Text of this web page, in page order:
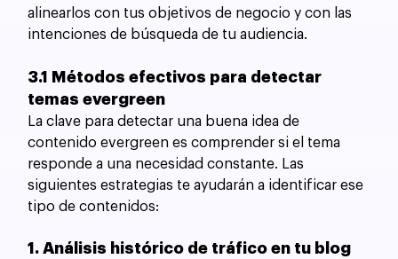
alinearlos con tus objetivos de negocio y con las
intenciones de búsqueda de tu audiencia.
3.1 Métodos efectivos para detectar
temas evergreen
La clave para detectar una buena idea de
contenido evergreen es comprender si el tema
responde a una necesidad constante. Las
siguientes estrategias te ayudarán a identificar ese
tipo de contenidos:
1. Análisis histórico de tráfico en tu blog